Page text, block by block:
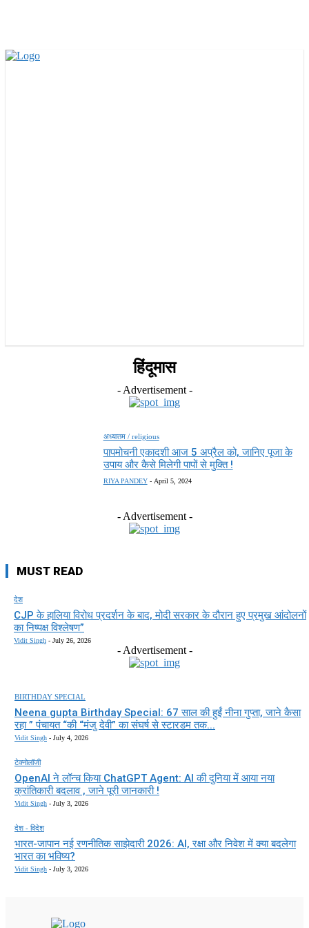
हिंदूमास
- Advertisement -
अध्यातम / religious
पापमोचनी एकादशी आज 5 अप्रैल को, जानिए पूजा के
उपाय और कैसे मिलेगी पापों से मुक्ति !
RIYA PANDEY - April 5, 2024
- Advertisement -
MUST READ
देश
CJP के हालिया विरोध प्रदर्शन के बाद, मोदी सरकार के दौरान हुए प्रमुख आंदोलनों
का निष्पक्ष विश्लेषण”
Vidit Singh - July 26, 2026
- Advertisement -
BIRTHDAY SPECIAL
Neena gupta Birthday Special: 67 साल की हुईं नीना गुप्ता, जाने कैसा
रहा ” पंचायत “की “मंजु देवी” का संघर्ष से स्टारडम तक...
Vidit Singh - July 4, 2026
टेक्नोलॉजी
OpenAI ने लॉन्च किया ChatGPT Agent: AI की दुनिया में आया नया
क्रांतिकारी बदलाव , जाने पूरी जानकारी !
Vidit Singh - July 3, 2026
देश - विदेश
भारत-जापान नई रणनीतिक साझेदारी 2026: AI, रक्षा और निवेश में क्या बदलेगा
भारत का भविष्य?
Vidit Singh - July 3, 2026